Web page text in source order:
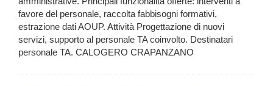
favore del personale, raccolta fabbisogni formativi,
estrazione dati AOUP. Attività Progettazione di nuovi
servizi, supporto al personale TA coinvolto. Destinatari
personale TA. CALOGERO CRAPANZANO